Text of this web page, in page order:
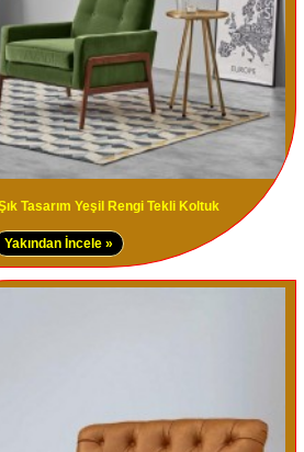
Tasarım Yeşil Rengi Tekli Koltuk
Yakından İncele »